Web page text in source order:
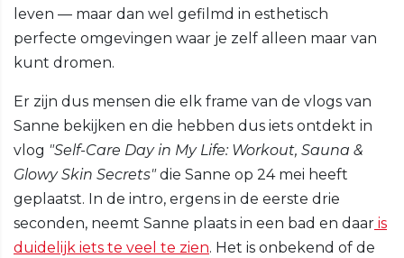
leven — maar dan wel gefilmd in esthetisch
perfecte omgevingen waar je zelf alleen maar van
kunt dromen.
Er zijn dus mensen die elk frame van de vlogs van
Sanne bekijken en die hebben dus iets ontdekt in
vlog "Self-Care Day in My Life: Workout, Sauna &
Glowy Skin Secrets"die Sanne op 24 mei heeft
geplaatst. In de intro, ergens in de eerste drie
seconden, neemt Sanne plaats in een bad en daar is
duidelijk iets te veel te zien. Het is onbekend of de